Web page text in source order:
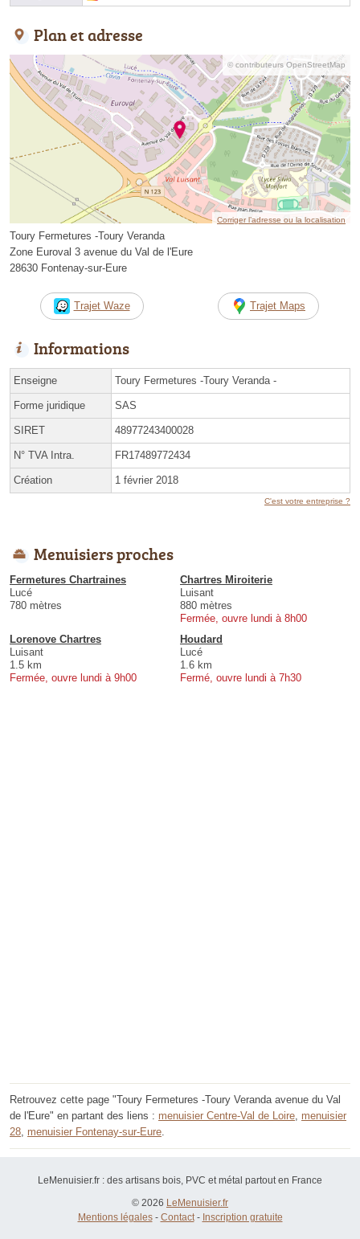
Plan et adresse
© contributeurs OpenStreetMap
Corriger l’adresse ou la localisation
Toury Fermetures -Toury Veranda
Zone Euroval 3 avenue du Val de l'Eure
28630 Fontenay-sur-Eure
Trajet Waze Trajet Maps
Informations
Enseigne Toury Fermetures -Toury Veranda -
Forme juridique SAS
SIRET 48977243400028
N° TVA Intra. FR17489772434
Création 1 février 2018
C'est votre entreprise ?
Menuisiers proches
Fermetures Chartraines
Lucé
780 mètres
Chartres Miroiterie
Luisant
880 mètres
Fermée, ouvre lundi à 8h00
Lorenove Chartres
Luisant
1.5 km
Fermée, ouvre lundi à 9h00
Houdard
Lucé
1.6 km
Fermé, ouvre lundi à 7h30
Retrouvez cette page "Toury Fermetures -Toury Veranda avenue du Val
de l'Eure" en partant des liens : menuisier Centre-Val de Loire, menuisier
28, menuisier Fontenay-sur-Eure.
LeMenuisier.fr : des artisans bois, PVC et métal partout en France
© 2026 LeMenuisier.fr
Mentions légales- Contact- Inscription gratuite